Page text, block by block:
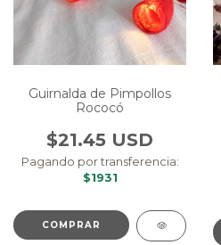
Guirnalda de Pimpollos
Rococó
$21.45 USD
Pagando por transferencia:
$1931